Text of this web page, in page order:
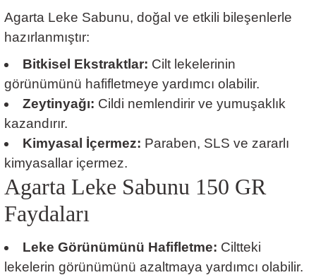
Agarta Leke Sabunu, doğal ve etkili bileşenlerle
hazırlanmıştır:
Bitkisel Ekstraktlar: Cilt lekelerinin
görünümünü hafifletmeye yardımcı olabilir.
Zeytinyağı: Cildi nemlendirir ve yumuşaklık
kazandırır.
Kimyasal İçermez: Paraben, SLS ve zararlı
kimyasallar içermez.
Agarta Leke Sabunu 150 GR
Faydaları
Leke Görünümünü Hafifletme: Ciltteki
lekelerin görünümünü azaltmaya yardımcı olabilir.